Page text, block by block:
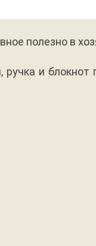
полезно в
и блокнот